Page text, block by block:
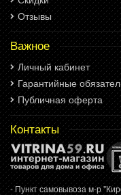
Отзывы
Важное
Личный кабинет
Гарантийные
Публичная оферта
Контакты
- Пункт самовывоза м-р